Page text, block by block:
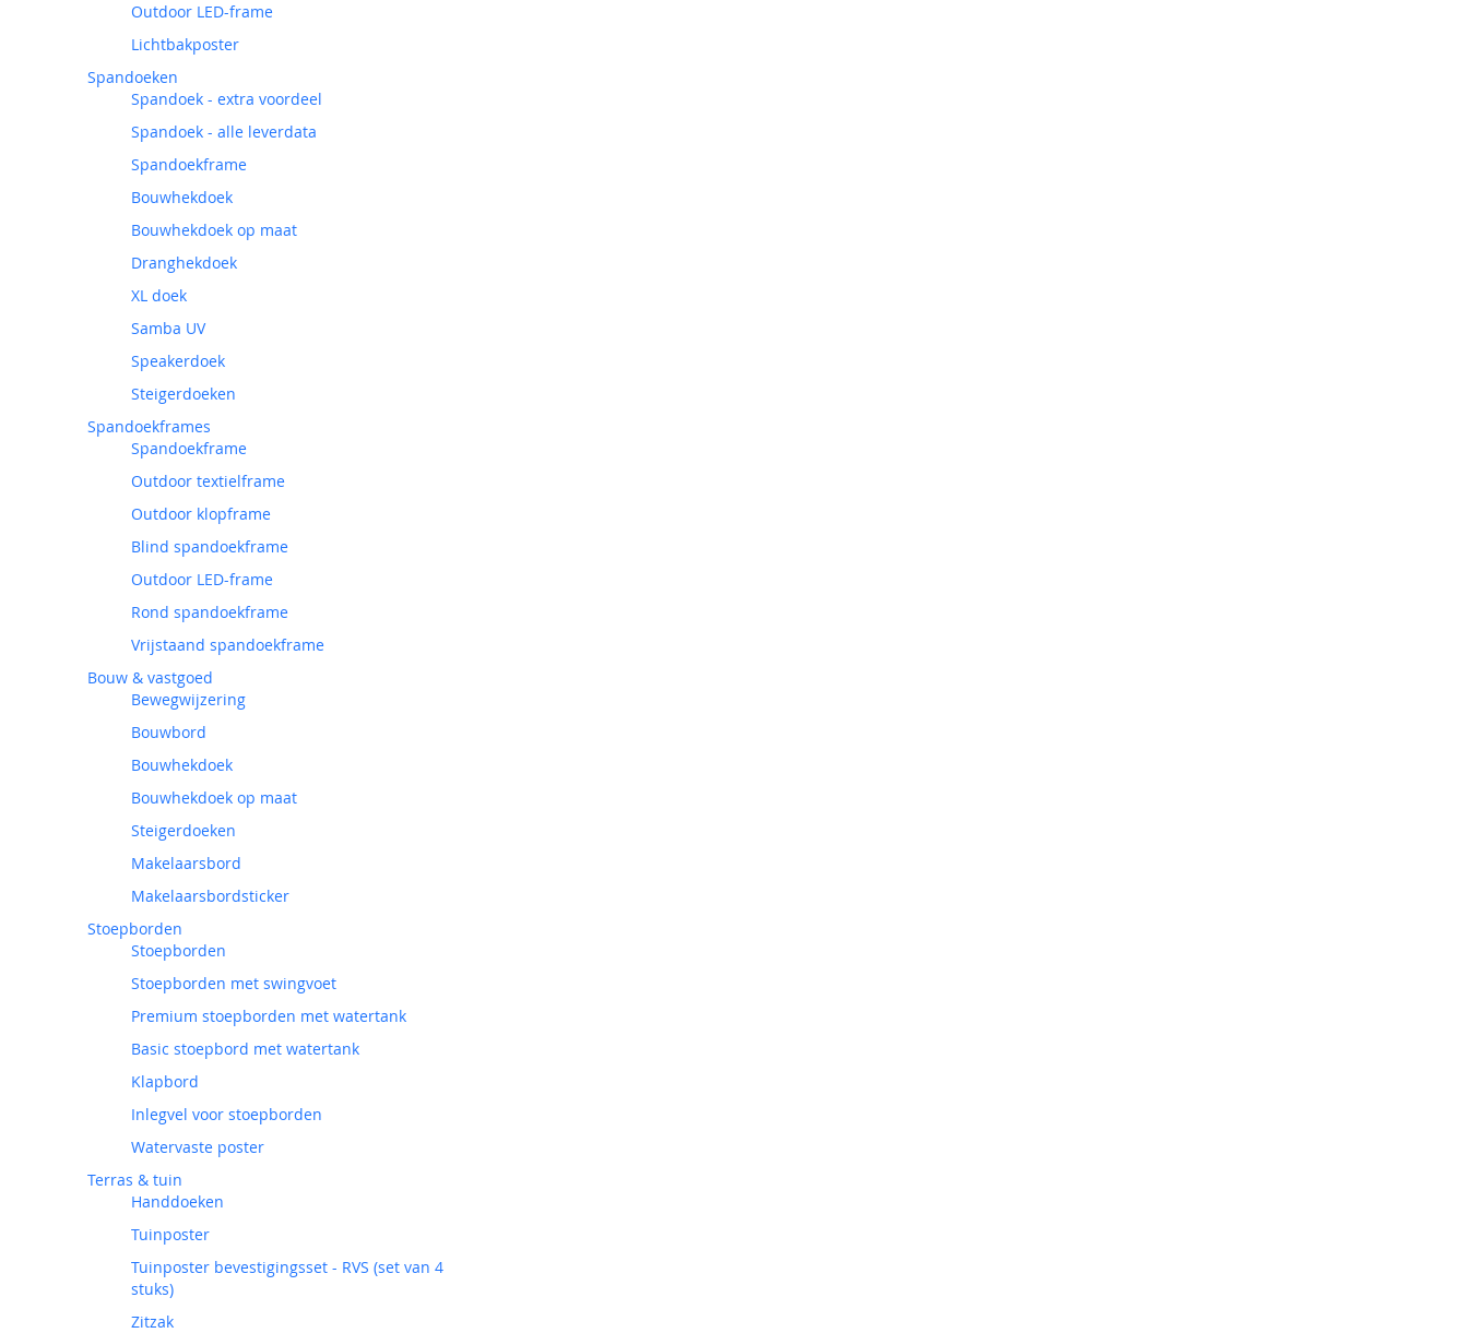
Outdoor LED-frame
Lichtbakposter
Spandoeken
Spandoek - extra voordeel
Spandoek - alle leverdata
Spandoekframe
Bouwhekdoek
Bouwhekdoek op maat
Dranghekdoek
XL doek
Samba UV
Speakerdoek
Steigerdoeken
Spandoekframes
Spandoekframe
Outdoor textielframe
Outdoor klopframe
Blind spandoekframe
Outdoor LED-frame
Rond spandoekframe
Vrijstaand spandoekframe
Bouw & vastgoed
Bewegwijzering
Bouwbord
Bouwhekdoek
Bouwhekdoek op maat
Steigerdoeken
Makelaarsbord
Makelaarsbordsticker
Stoepborden
Stoepborden
Stoepborden met swingvoet
Premium stoepborden met watertank
Basic stoepbord met watertank
Klapbord
Inlegvel voor stoepborden
Watervaste poster
Terras & tuin
Handdoeken
Tuinposter
Tuinposter bevestigingsset - RVS (set van 4
stuks)
Zitzak